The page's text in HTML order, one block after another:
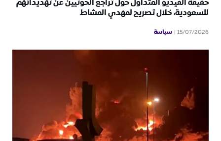
حقيقة الفيديو المتداول حول تراجع الحوثيين عن تهديداتهم
للسعودية، خلال تصريح لمهدي المشاط
15/07/2026 سياسة